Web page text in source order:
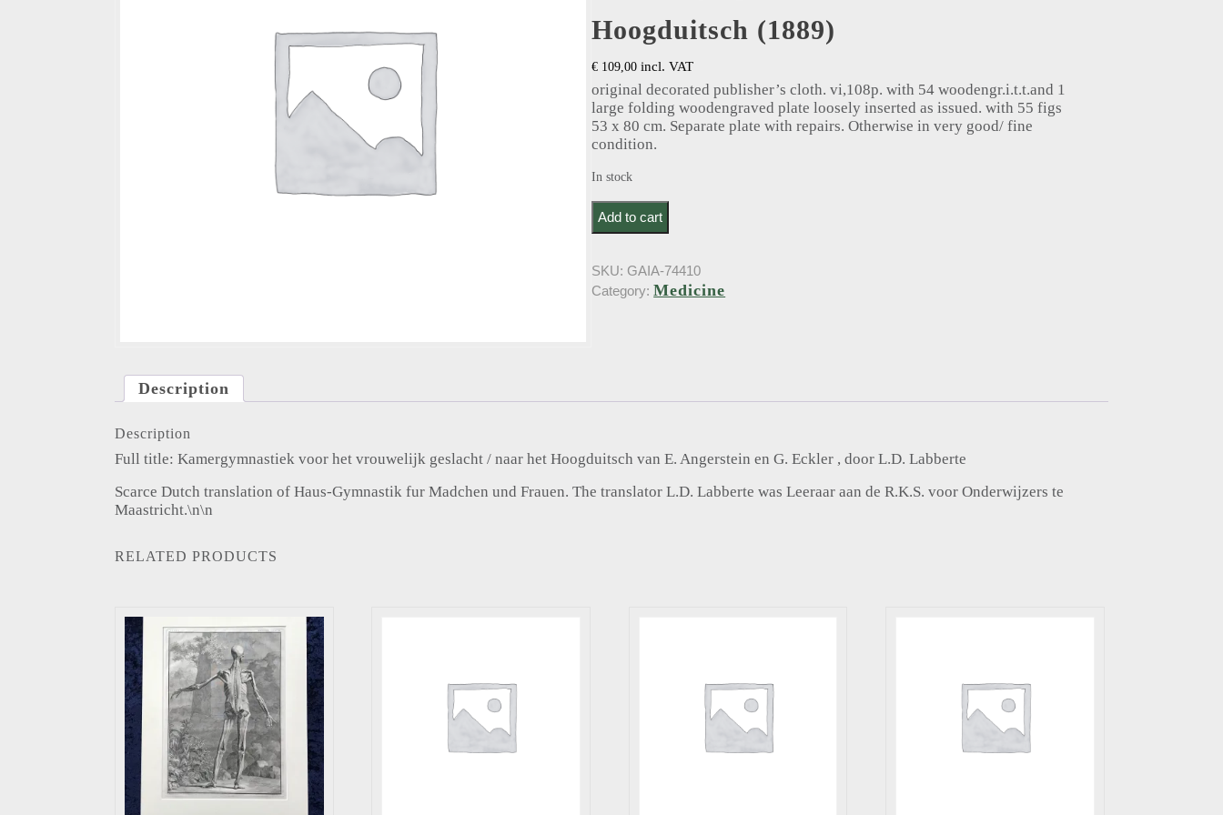
Hoogduitsch (1889)
€ 109,00 incl. VAT
original decorated publisher’s cloth. vi,108p. with 54 woodengr.i.t.t.and 1
large folding woodengraved plate loosely inserted as issued. with 55 figs
53 x 80 cm. Separate plate with repairs. Otherwise in very good/ fine
condition.
In stock
Angerstein, E.G.E.L.L.. Kamergymnastiek voor het vrouwelijk geslacht / naar het Hoogduitsch (1889)
Add to cart
SKU: GAIA-74410
Category:Medicine
Description
Description
Full title: Kamergymnastiek voor het vrouwelijk geslacht / naar het Hoogduitsch van E. Angerstein en G. Eckler , door L.D. Labberte
Scarce Dutch translation of Haus-Gymnastik fur Madchen und Frauen. The translator L.D. Labberte was Leeraar aan de R.K.S. voor Onderwijzers te
Maastricht.\n\n
RELATED PRODUCTS